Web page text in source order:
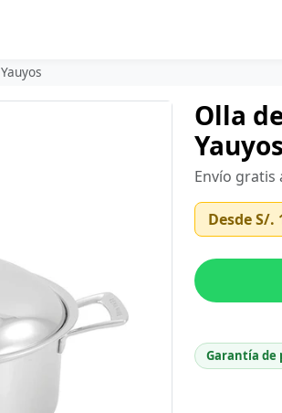
Yauyos
Olla
Envío gratis
DesdeS/.
Garantía de